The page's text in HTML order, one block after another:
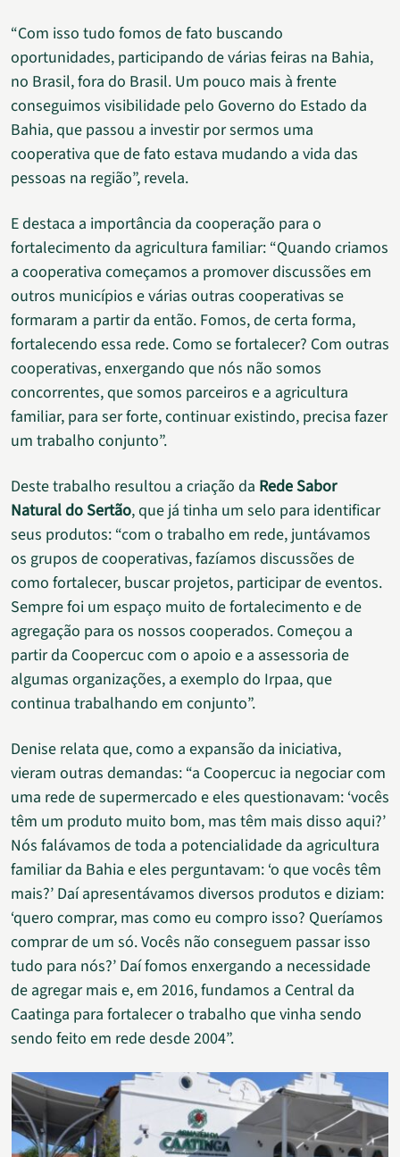
“Com isso tudo fomos de fato buscando
oportunidades, participando de várias feiras na Bahia,
no Brasil, fora do Brasil. Um pouco mais à frente
conseguimos visibilidade pelo Governo do Estado da
Bahia, que passou a investir por sermos uma
cooperativa que de fato estava mudando a vida das
pessoas na região”, revela.
E destaca a importância da cooperação para o
fortalecimento da agricultura familiar: “Quando criamos
a cooperativa começamos a promover discussões em
outros municípios e várias outras cooperativas se
formaram a partir da então. Fomos, de certa forma,
fortalecendo essa rede. Como se fortalecer? Com outras
cooperativas, enxergando que nós não somos
concorrentes, que somos parceiros e a agricultura
familiar, para ser forte, continuar existindo, precisa fazer
um trabalho conjunto”.
Deste trabalho resultou a criação da Rede Sabor
Natural do Sertão, que já tinha um selo para identificar
seus produtos: “com o trabalho em rede, juntávamos
os grupos de cooperativas, fazíamos discussões de
como fortalecer, buscar projetos, participar de eventos.
Sempre foi um espaço muito de fortalecimento e de
agregação para os nossos cooperados. Começou a
partir da Coopercuc com o apoio e a assessoria de
algumas organizações, a exemplo do Irpaa, que
continua trabalhando em conjunto”.
Denise relata que, como a expansão da iniciativa,
vieram outras demandas: “a Coopercuc ia negociar com
uma rede de supermercado e eles questionavam: ‘vocês
têm um produto muito bom, mas têm mais disso aqui?’
Nós falávamos de toda a potencialidade da agricultura
familiar da Bahia e eles perguntavam: ‘o que vocês têm
mais?’ Daí apresentávamos diversos produtos e diziam:
‘quero comprar, mas como eu compro isso? Queríamos
comprar de um só. Vocês não conseguem passar isso
tudo para nós?’ Daí fomos enxergando a necessidade
de agregar mais e, em 2016, fundamos a Central da
Caatinga para fortalecer o trabalho que vinha sendo
sendo feito em rede desde 2004”.